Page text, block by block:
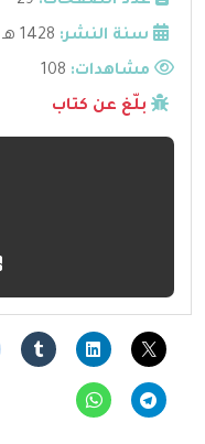
سنة النشر: 1428 هـ
مشاهدات:
بلّغ عن كتاب